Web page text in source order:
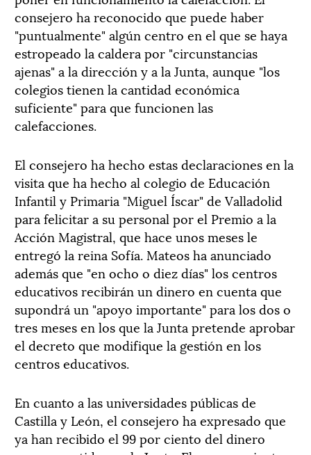
consejero ha reconocido que puede haber
"puntualmente" algún centro en el que se haya
estropeado la caldera por "circunstancias
ajenas" a la dirección y a la Junta, aunque "los
colegios tienen la cantidad económica
suficiente" para que funcionen las
calefacciones.
El consejero ha hecho estas declaraciones en la
visita que ha hecho al colegio de Educación
Infantil y Primaria "Miguel Íscar" de Valladolid
para felicitar a su personal por el Premio a la
Acción Magistral, que hace unos meses le
entregó la reina Sofía. Mateos ha anunciado
además que "en ocho o diez días" los centros
educativos recibirán un dinero en cuenta que
supondrá un "apoyo importante" para los dos o
tres meses en los que la Junta pretende aprobar
el decreto que modifique la gestión en los
centros educativos.
En cuanto a las universidades públicas de
Castilla y León, el consejero ha expresado que
ya han recibido el 99 por ciento del dinero